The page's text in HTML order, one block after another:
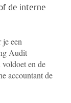
de interne
een
Audit
en de
accountant de